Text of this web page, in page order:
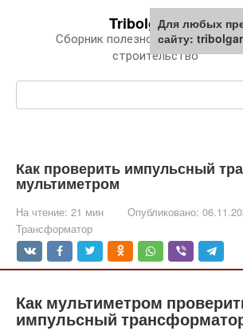
Tribolgarki.ru
Сборник полезной информации
строительство
Как проверить импульсный
мультиметром
На чтение: 21 мин Опубликовано:
Трансформатор
Как мультиметром
импульсный
Для любых
сайту: